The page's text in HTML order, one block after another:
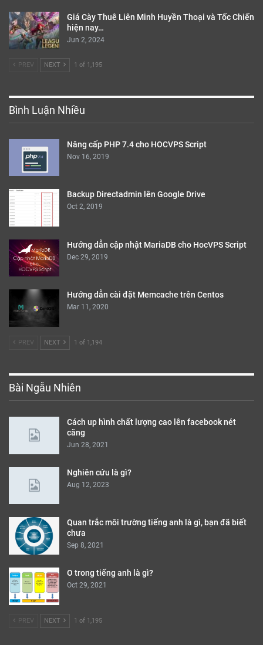
Giá Cày Thuê Liên Minh Huyền Thoại và Tốc Chiến
hiện nay…
Jun 2, 2024
PREV NEXT 1 of 1,195
Bình Luận Nhiều
Nâng cấp PHP 7.4 cho HOCVPS Script
Nov 16, 2019
Backup Directadmin lên Google Drive
Oct 2, 2019
Hướng dẫn cập nhật MariaDB cho HocVPS Script
Dec 29, 2019
Hướng dẫn cài đặt Memcache trên Centos
Mar 11, 2020
PREV NEXT 1 of 1,194
Bài Ngẫu Nhiên
Cách up hình chất lượng cao lên facebook nét
căng
Jun 28, 2021
Nghiên cứu là gì?
Aug 12, 2023
Quan trắc môi trường tiếng anh là gì, bạn đã biết
chưa
Sep 8, 2021
O trong tiếng anh là gì?
Oct 29, 2021
PREV NEXT 1 of 1,195